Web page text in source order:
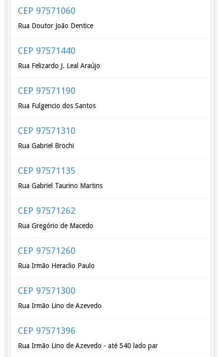
CEP 97571060
Rua Doutor João Dentice
CEP 97571440
Rua Felizardo J. Leal Araújo
CEP 97571190
Rua Fulgencio dos Santos
CEP 97571310
Rua Gabriel Brochi
CEP 97571135
Rua Gabriel Taurino Martins
CEP 97571262
Rua Gregório de Macedo
CEP 97571260
Rua Irmão Heraclio Paulo
CEP 97571300
Rua Irmão Lino de Azevedo
CEP 97571396
Rua Irmão Lino de Azevedo - até 540 lado par